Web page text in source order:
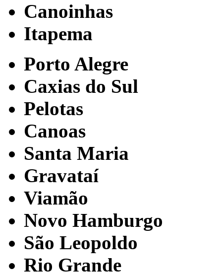
Canoinhas
Itapema
Porto Alegre
Caxias do Sul
Pelotas
Canoas
Santa Maria
Gravataí
Viamão
Novo Hamburgo
São Leopoldo
Rio Grande